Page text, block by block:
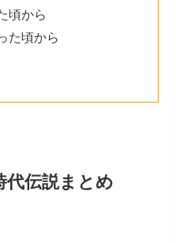
頃から
た頃から
代伝説まとめ